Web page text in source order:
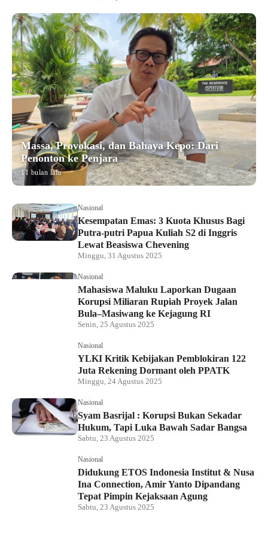
Massa, Provokasi, dan Bahaya Kepo: Dari
Penonton ke Penjara
11 bulan lalu
Nasional
Kesempatan Emas: 3 Kuota Khusus Bagi
Putra-putri Papua Kuliah S2 di Inggris
Lewat Beasiswa Chevening
Minggu, 31 Agustus 2025
Nasional
Mahasiswa Maluku Laporkan Dugaan
Korupsi Miliaran Rupiah Proyek Jalan
Bula–Masiwang ke Kejagung RI
Senin, 25 Agustus 2025
Nasional
YLKI Kritik Kebijakan Pemblokiran 122
Juta Rekening Dormant oleh PPATK
Minggu, 24 Agustus 2025
Nasional
Syam Basrijal : Korupsi Bukan Sekadar
Hukum, Tapi Luka Bawah Sadar Bangsa
Sabtu, 23 Agustus 2025
Nasional
Didukung ETOS Indonesia Institut & Nusa
Ina Connection, Amir Yanto Dipandang
Tepat Pimpin Kejaksaan Agung
Sabtu, 23 Agustus 2025